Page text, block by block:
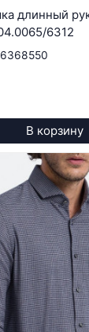
длинный
6312
В корзину